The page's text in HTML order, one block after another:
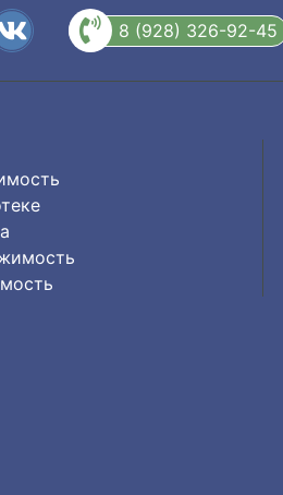
8 (928) 326-92-45